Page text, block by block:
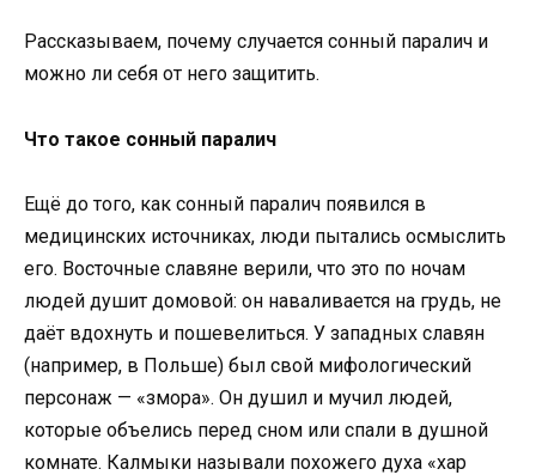
Рассказываем, почему случается сонный паралич и
можно ли себя от него защитить.
Что такое сонный паралич
Ещё до того, как сонный паралич появился в
медицинских источниках, люди пытались осмыслить
его. Восточные славяне верили, что это по ночам
людей душит домовой: он наваливается на грудь, не
даёт вдохнуть и пошевелиться. У западных славян
(например, в Польше) был свой мифологический
персонаж — «змора». Он душил и мучил людей,
которые объелись перед сном или спали в душной
комнате. Калмыки называли похожего духа «хар